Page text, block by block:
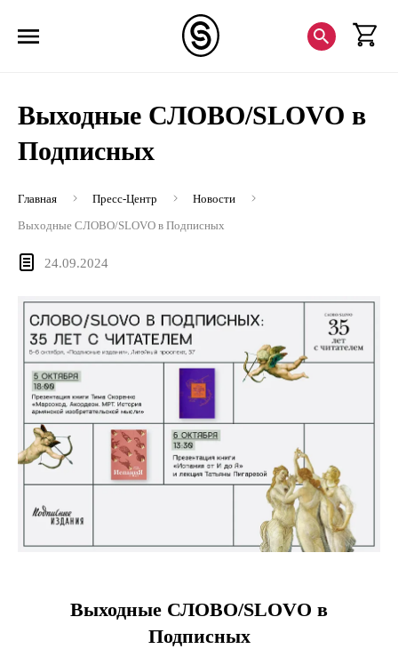
Выходные СЛОВО/SLOVO в
Подписных
Главная Пресс-Центр
Новости
Выходные СЛОВО/SLOVO в Подписных
24.09.2024
Выходные СЛОВО/SLOVO в
Подписных